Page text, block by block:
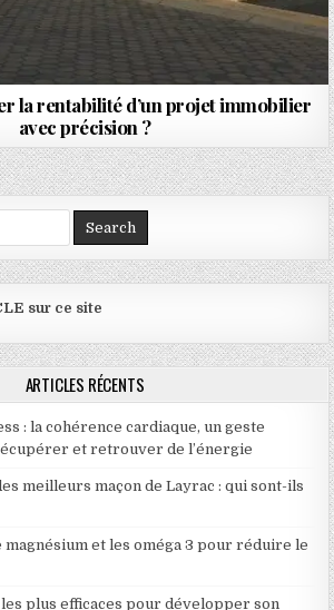
la rentabilité d’un projet immobilier
avec précision ?
sur ce site
ARTICLES RÉCENTS
: la cohérence cardiaque, un geste
et retrouver de l’énergie
meilleurs maçon de Layrac : qui sont-ils
et les oméga 3 pour réduire le
plus efficaces pour développer son